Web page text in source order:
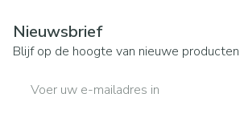
Nieuwsbrief
Blijf op de hoogte van nieuwe